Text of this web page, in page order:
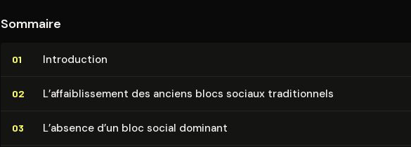
Sommaire
01 In­tro­duc­tion
02 L’af­fai­blis­se­ment des anciens blocs sociaux tra­di­tion­nels
03 L’absence d’un bloc social dominant